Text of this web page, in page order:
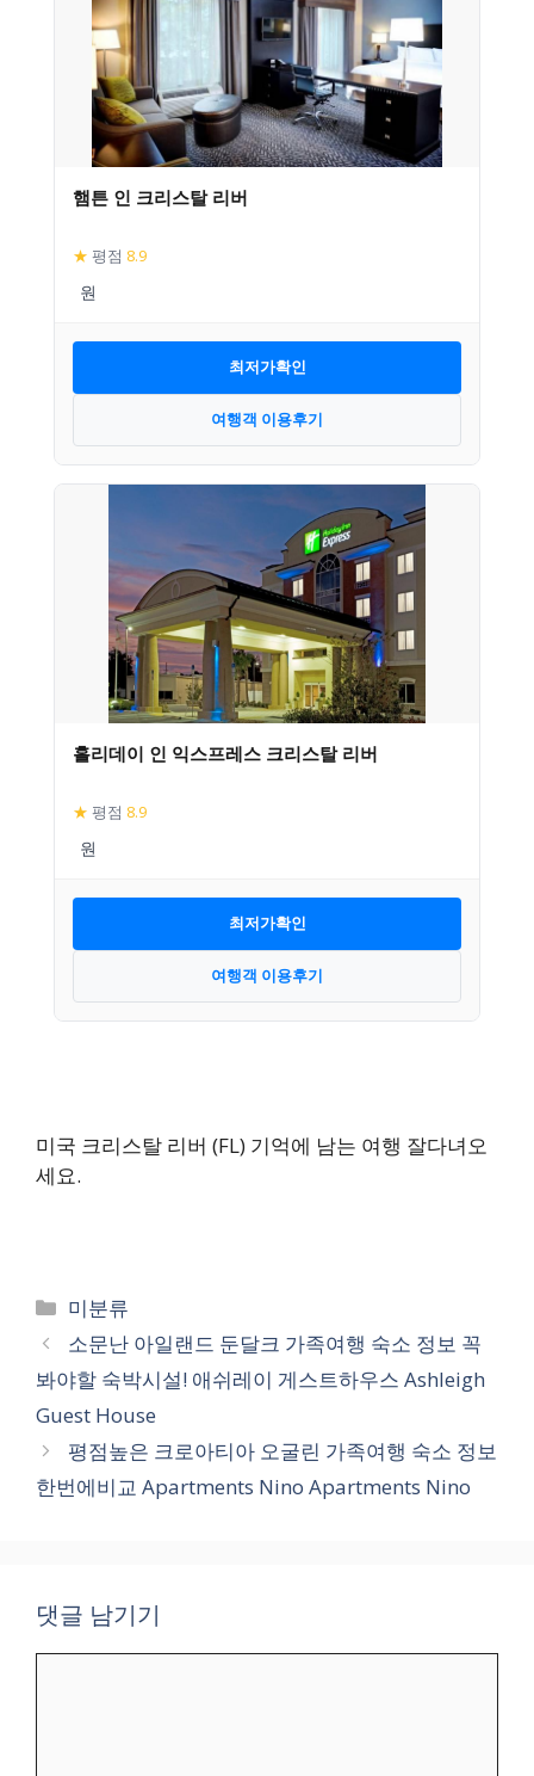
햄튼 인 크리스탈 리버
★ 평점 8.9
최저가확인
여행객 이용후기
홀리데이 인 익스프레스 크리스탈 리버
★ 평점 8.9
최저가확인
여행객 이용후기
미국 크리스탈 리버 (FL) 기억에 남는 여행 잘다녀오
세요.
카
테
리
미분류
소문난 아일랜드 둔달크 가족여행 숙소 정보 꼭
봐야할 숙박시설! 애쉬레이 게스트하우스 Ashleigh
Guest House
평점높은 크로아티아 오굴린 가족여행 숙소 정보
한번에비교 Apartments Nino Apartments Nino
댓글 남기기